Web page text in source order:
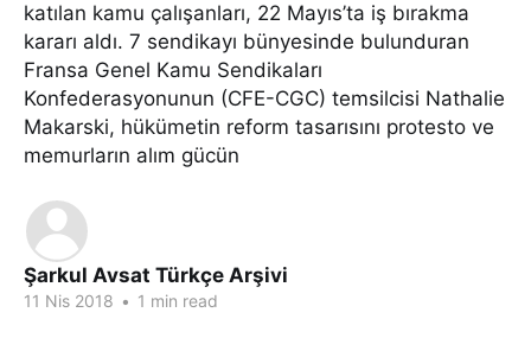
katılan kamu çalışanları, 22 Mayıs’ta iş bırakma
kararı aldı. 7 sendikayı bünyesinde bulunduran
Fransa Genel Kamu Sendikaları
Konfederasyonunun (CFE-CGC) temsilcisi Nathalie
Makarski, hükümetin reform tasarısını protesto ve
memurların alım gücün
Şarkul Avsat Türkçe Arşivi
11 Nis 2018 • 1 min read